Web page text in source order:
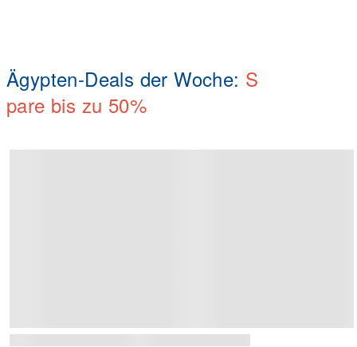
Ägypten-Deals der Woche: S
pare bis zu 50%